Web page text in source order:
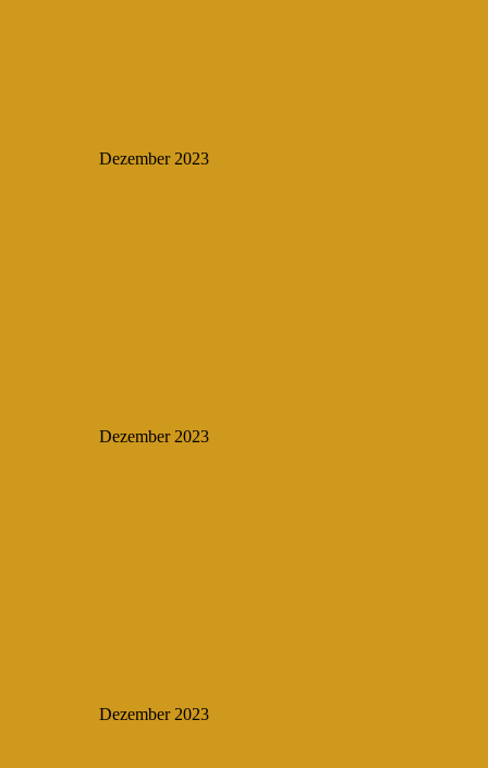
Dezember 2023
Dezember 2023
Dezember 2023